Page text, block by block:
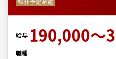
給与 190,000～
職種